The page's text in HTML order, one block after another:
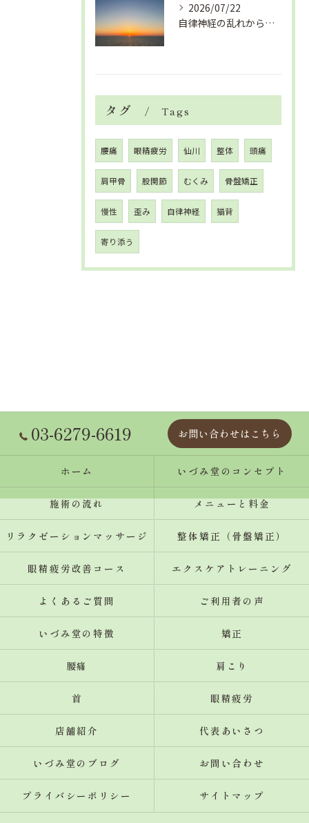
2026/07/22
自律神経の乱れから生活習慣病、血液循環の滞り
タグ Tags
腰痛 眼精疲労 仙川 整体 頭痛
肩甲骨 股関節 むくみ 骨盤矯正
慢性 歪み 自律神経 猫背
寄り添う
03-6279-6619 お問い合わせはこちら
ホーム いづみ堂のコンセプト
施術の流れ メニューと料金
リラクゼーションマッサージ 整体矯正（骨盤矯正）
眼精疲労改善コース エクスケアトレーニング
よくあるご質問 ご利用者の声
いづみ堂の特徴 矯正
腰痛 肩こり
首 眼精疲労
店舗紹介 代表あいさつ
いづみ堂のブログ お問い合わせ
プライバシーポリシー サイトマップ